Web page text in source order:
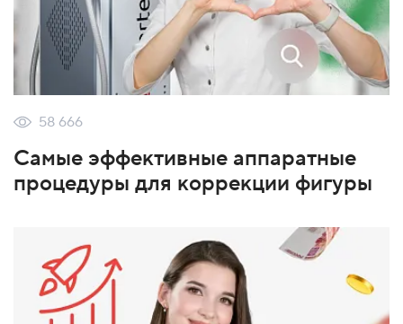
58 666
Самые эффективные аппаратные
процедуры для коррекции фигуры